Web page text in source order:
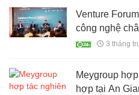
Venture
công nghệ
3 tháng
Meygroup
hợp tại An